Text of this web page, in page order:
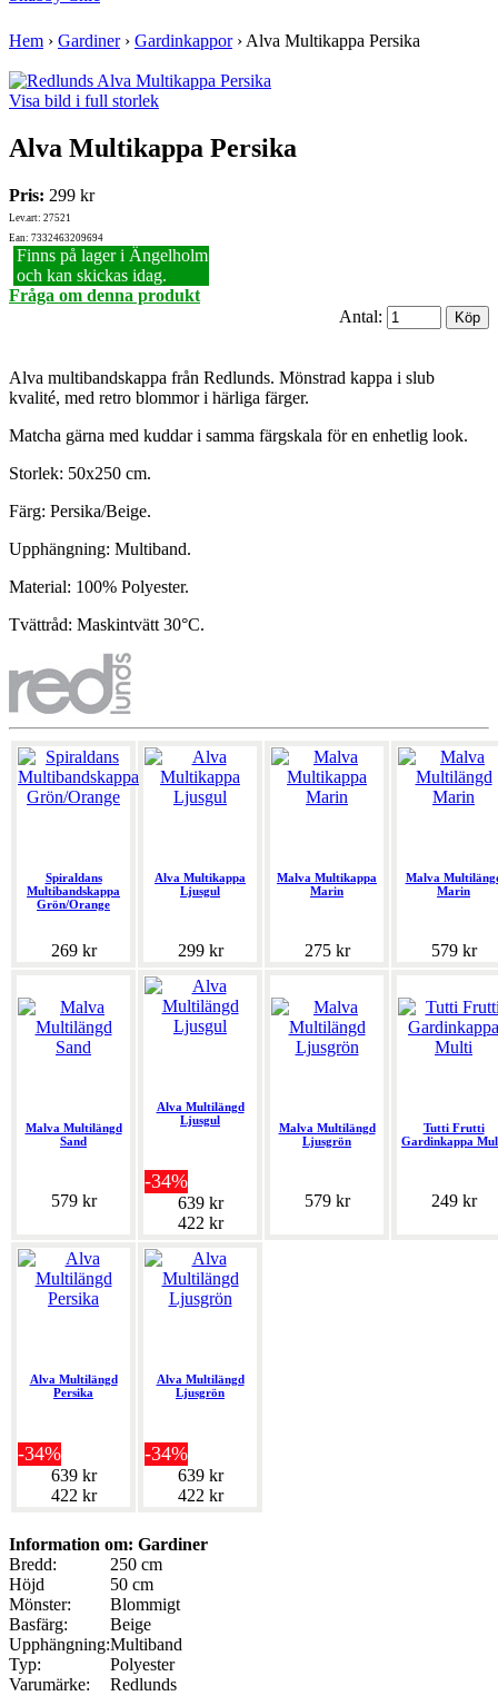
Hem › Gardiner› Gardinkappor›Alva Multikappa Persika
Visa bild i full storlek
Alva Multikappa Persika
Pris: 299 kr
Lev.art: 27521
Ean: 7332463209694
Finns på lager i Ängelholm
och kan skickas idag.
Fråga om denna produkt
Antal:
Alva multibandskappa från Redlunds. Mönstrad kappa i slub
kvalité, med retro blommor i härliga färger.
Matcha gärna med kuddar i samma färgskala för en enhetlig look.
Storlek: 50x250 cm.
Färg: Persika/Beige.
Upphängning: Multiband.
Material: 100% Polyester.
Tvättråd: Maskintvätt 30°C.
Spiraldans
Multibandskappa
Grön/Orange
269 kr
Alva Multikappa
Ljusgul
299 kr
Malva Multikappa
Marin
275 kr
Malva
Marin
579 kr
Malva Multilängd
Sand
579 kr
Alva Multilängd
Ljusgul
-34%
639 kr
422 kr
Malva Multilängd
Ljusgrön
579 kr
Tutti Frutti
Gardinkappa
249 kr
Alva Multilängd
Persika
-34%
639 kr
422 kr
Alva Multilängd
Ljusgrön
-34%
639 kr
422 kr
Information om: Gardiner
Bredd:
250 cm
Höjd
50 cm
Mönster:
Blommigt
Basfärg:
Beige
Upphängning:Multiband
Typ:
Polyester
Varumärke:
Redlunds